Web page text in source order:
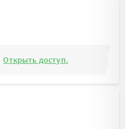
Открыть доступ.